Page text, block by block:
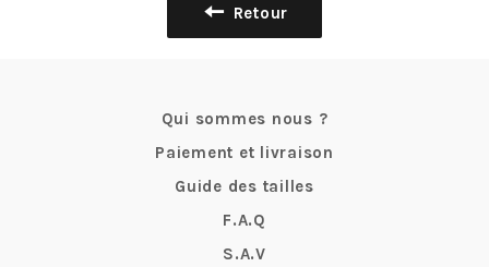
Retour
Qui sommes nous ?
Paiement et livraison
Guide des tailles
F.A.Q
S.A.V